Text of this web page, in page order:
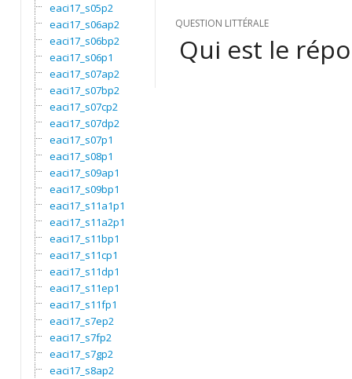
eaci17_s05p2
eaci17_s06ap2
eaci17_s06bp2
eaci17_s06p1
eaci17_s07ap2
eaci17_s07bp2
eaci17_s07cp2
eaci17_s07dp2
eaci17_s07p1
eaci17_s08p1
eaci17_s09ap1
eaci17_s09bp1
eaci17_s11a1p1
eaci17_s11a2p1
eaci17_s11bp1
eaci17_s11cp1
eaci17_s11dp1
eaci17_s11ep1
eaci17_s11fp1
eaci17_s7ep2
eaci17_s7fp2
eaci17_s7gp2
eaci17_s8ap2
QUESTION LITTÉRALE
Qui est le